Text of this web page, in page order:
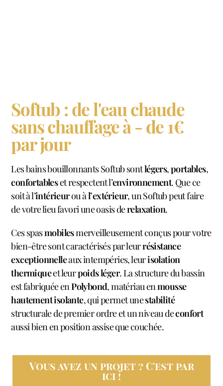
Softub : de l'eau chaude
sans chauffage à - de 1€
par jour
Les bains bouillonnants Softub sontlégers,portables,
confortableset respectent l’environnement. Que ce
soit à l’intérieurou àl’extérieur, un Softub peut faire
de votre lieu favori une oasis derelaxation.
Ces spasmobilesmerveilleusement conçus pour votre
bien-être sont caractérisés par leurrésistance
exceptionnelleaux intempéries, leurisolation
thermiqueet leurpoids léger. La structure du bassin
est fabriquée enPolybond, matériau enmousse
hautement isolante, qui permet unestabilité
structurale de premier ordre et un niveau deconfort
aussi bien en position assise que couchée.
Vous avez un projet ? C'est par
ici !